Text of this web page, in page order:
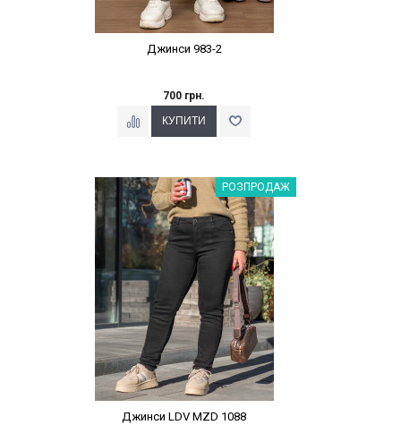
Джинси 983-2
700 грн.
Наклейки Варіант з %РОЗПРОДАЖ
Джинси LDV MZD 1088